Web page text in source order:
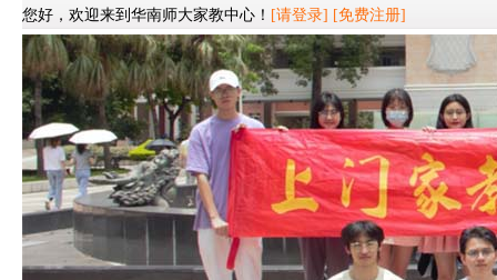
您好，欢迎来到华南师大家教中心！ [请登录] [免费注册]